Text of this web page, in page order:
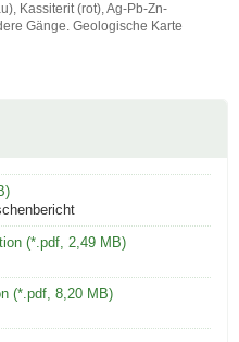
Kassiterit (rot), Ag-Pb-Zn-
Gänge. Geologische Karte
(*.pdf, 2,49 MB)
(*.pdf, 8,20 MB)